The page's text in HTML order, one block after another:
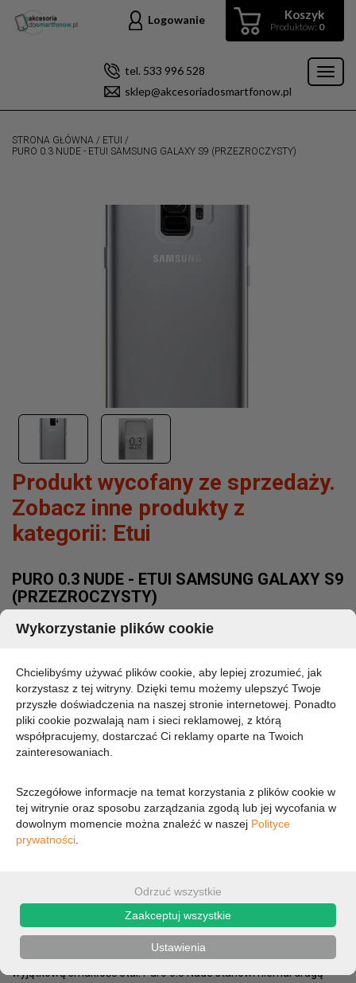
Koszyk
Produktów: 0
Logowanie
tel. 533 996 528
sklep@akcesoriadosmartfonow.pl
STRONA GŁÓWNA / ETUI /
PURO 0.3 NUDE - ETUI SAMSUNG GALAXY S9 (PRZEZROCZYSTY)
Produkt wycofany ze sprzedaży.
Zobacz inne produkty z
kategorii: Etui
PURO 0.3 NUDE - ETUI SAMSUNG GALAXY S9
(PRZEZROCZYSTY)
MARKA:
PURO
SGS903NUDETR
DOSTĘPNOŚĆ:
CHWILOWO BRAK - PROSZĘ PYTAĆ
41,06 zł
33,38 zł (cena netto)
Ubierz swój telefon w niemal niewidoczną szatę, tak lekką i
subtelną, że nie odczuje jej Twój smartfon, zapewniając mu
jednocześnie ochronę przed uszkodzeniem.
Pełnia perfekcji
Unikalne rozwiązanie w postaci „Ghost Technology” gwarantuje
wyjątkową smukłość etui. Puro 0.3 Nude stanowi niemal drugą
Wykorzystanie plików cookie
Chcielibyśmy używać plików cookie, aby lepiej zrozumieć, jak
korzystasz z tej witryny. Dzięki temu możemy ulepszyć Twoje
przyszłe doświadczenia na naszej stronie internetowej. Ponadto
pliki cookie pozwalają nam i sieci reklamowej, z którą
współpracujemy, dostarczać Ci reklamy oparte na Twoich
zainteresowaniach.
Szczegółowe informacje na temat korzystania z plików cookie w
tej witrynie oraz sposobu zarządzania zgodą lub jej wycofania w
dowolnym momencie można znaleźć w naszej Polityce
prywatności.
Odrzuć wszystkie
Zaakceptuj wszystkie
Ustawienia